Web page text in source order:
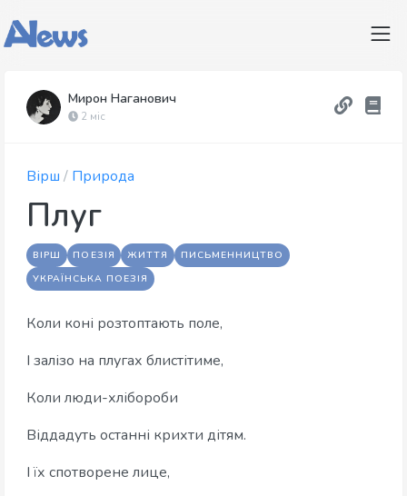
Мирон Наганович
2 міс
Вірш / Природа
Плуг
ВІРШ ПОЕЗІЯ ЖИТТЯ
ПИСЬМЕННИЦТВО
УКРАЇНСЬКА ПОЕЗІЯ
Коли коні розтоптають поле,
І залізо на плугах блистітиме,
Коли люди-хлібороби
Віддадуть останні крихти дітям.
І їх спотворене лице,